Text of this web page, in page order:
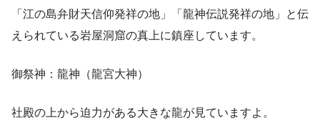
「江の島弁財天信仰発祥の地」「龍神伝説発祥の地」と伝
えられている岩屋洞窟の真上に鎮座しています。
御祭神：龍神（龍宮大神）
社殿の上から迫力がある大きな龍が見ていますよ。